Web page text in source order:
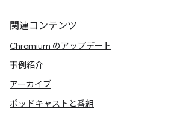
関連コンテンツ
Chromium のアップデート
事例紹介
アーカイブ
ポッドキャストと番組